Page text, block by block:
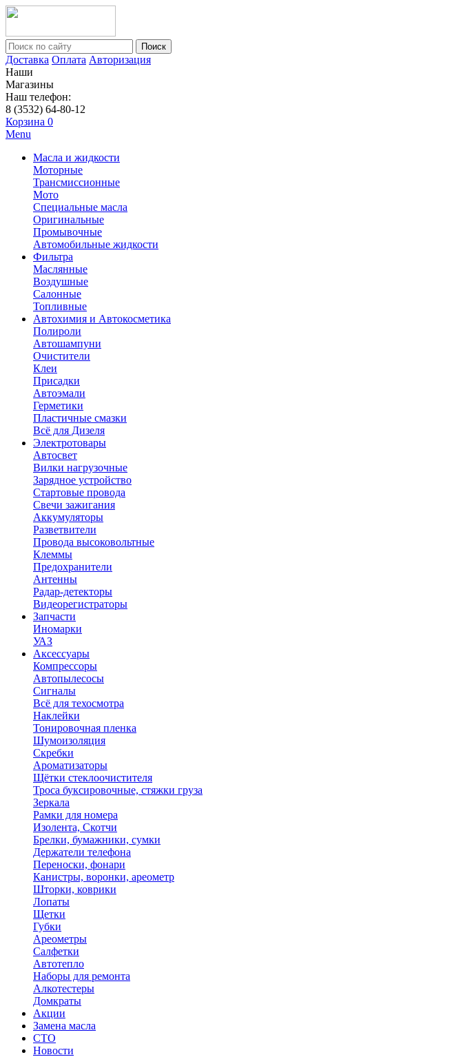
Поиск
Доставка Оплата Авторизация
Наши
Магазины
Наш телефон:
8 (3532) 64-80-12
Корзина 0
Menu
Масла и жидкости
Моторные
Трансмиссионные
Мото
Специальные масла
Оригинальные
Промывочные
Автомобильные жидкости
Фильтра
Маслянные
Воздушные
Салонные
Топливные
Автохимия и Автокосметика
Полироли
Автошампуни
Очистители
Клеи
Присадки
Автоэмали
Герметики
Пластичные смазки
Всё для Дизеля
Электротовары
Автосвет
Вилки нагрузочные
Зарядное устройство
Стартовые провода
Свечи зажигания
Аккумуляторы
Разветвители
Провода высоковольтные
Клеммы
Предохранители
Антенны
Радар-детекторы
Видеорегистраторы
Запчасти
Иномарки
УАЗ
Аксесcуары
Компрессоры
Автопылесосы
Сигналы
Всё для техосмотра
Наклейки
Тонировочная пленка
Шумоизоляция
Скребки
Ароматизаторы
Щётки стеклоочистителя
Троса буксировочные, стяжки груза
Зеркала
Рамки для номера
Изолента, Скотчи
Брелки, бумажники, сумки
Держатели телефона
Переноски, фонари
Канистры, воронки, ареометр
Шторки, коврики
Лопаты
Щетки
Губки
Ареометры
Салфетки
Автотепло
Наборы для ремонта
Алкотестеры
Домкраты
Акции
Замена масла
СТО
Новости